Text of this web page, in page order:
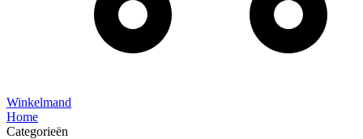
Winkelmand
Home
Categorieën